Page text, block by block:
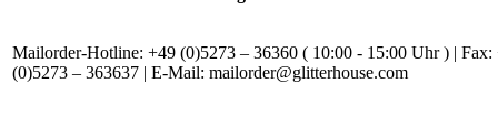
Mailorder-Hotline: +49 (0)5273 – 36360 ( 10:00 - 15:00 Uhr ) | Fax:
(0)5273 – 363637 | E-Mail: mailorder@glitterhouse.com